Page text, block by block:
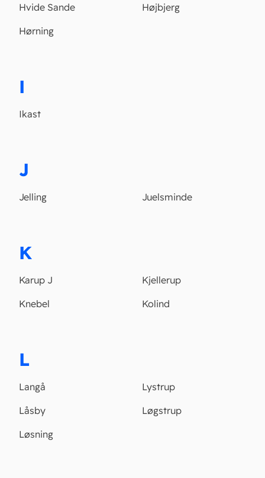
Hvide Sande
Højbjerg
Hørning
I
Ikast
J
Jelling Juelsminde
K
Karup J
Kjellerup
Knebel
Kolind
L
Langå
Lystrup
Låsby
Løgstrup
Løsning